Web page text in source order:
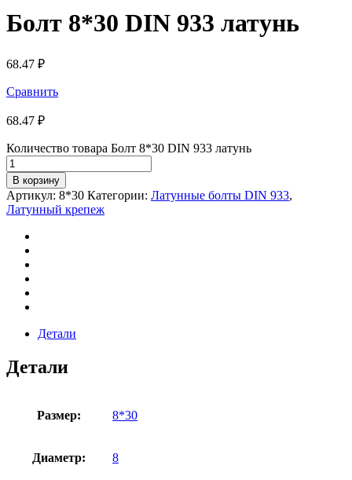
Болт 8*30 DIN 933 латунь
68.47 ₽
Сравнить
68.47 ₽
Количество товара Болт 8*30 DIN 933 латунь
В корзину
Артикул: 8*30 Категории: Латунные болты DIN 933,
Латунный крепеж
Детали
Детали
Размер: 8*30
Диаметр: 8